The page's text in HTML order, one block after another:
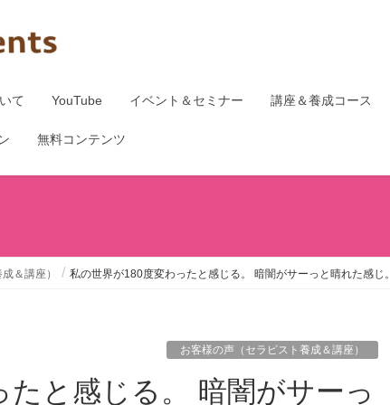
て YouTube イベント＆セミナー 講座＆養成コース
無料コンテンツ
＆講座） 私の世界が180度変わったと感じる。 暗闇がサーっと晴れた感じ。
お客様の声（セラピスト養成＆講座）